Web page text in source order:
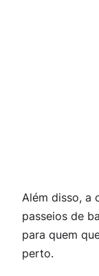
Além disso, a
passeios de
para quem
perto.